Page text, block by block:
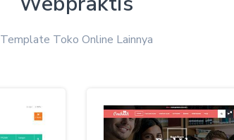
Template Toko Online Lainnya